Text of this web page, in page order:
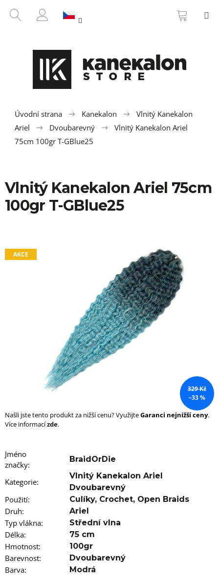
HLEDAT
PŘIHLÁŠENÍ
KOŠÍK
Úvodní strana Kanekalon
Vlnitý Kanekalon
Ariel
Dvoubarevný
Vlnitý Kanekalon Ariel
75cm 100gr T-GBlue25
Vlnitý Kanekalon Ariel 75cm
100gr T-GBlue25
AKCE
329 Kč
–33 %
Našli jste tento produkt za nižší cenu? VyužijteGaranci nejnižší ceny.
Více informacízde.
Jméno
značky:
BraidOrDie
Kategorie:
Vlnitý Kanekalon Ariel
Dvoubarevný
Použití: Culíky, Crochet, Open Braids
Druh: Ariel
Typ vlákna: Střední vlna
Délka: 75 cm
Hmotnost: 100gr
Barevnost: Dvoubarevný
Barva: Modrá
ZPĚT
ZPĚT
e
b
e
t
e
í
HLEDAT
u
č
e
m
100%
JUMBO
BRAID
KANEKALON
1
SUPERBRAID
99
Kč
Původně:
149